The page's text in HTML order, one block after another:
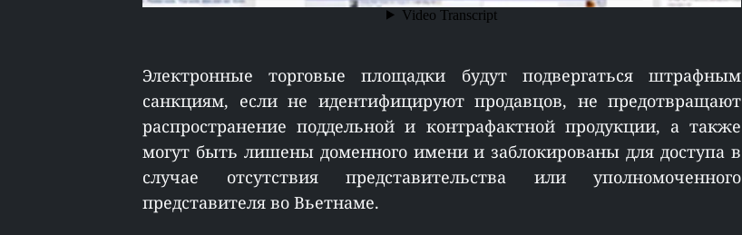
Электронные торговые площадки будут подвергаться штрафным
санкциям, если не идентифицируют продавцов, не предотвращают
распространение поддельной и контрафактной продукции, а также
могут быть лишены доменного имени и заблокированы для доступа в
случае отсутствия представительства или уполномоченного
представителя во Вьетнаме.